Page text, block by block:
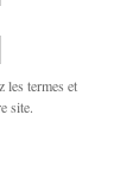
les termes et
site.